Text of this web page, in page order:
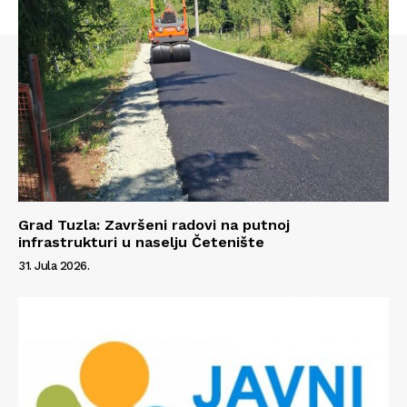
Grad Tuzla: Završeni radovi na putnoj
infrastrukturi u naselju Četenište
31. Jula 2026.